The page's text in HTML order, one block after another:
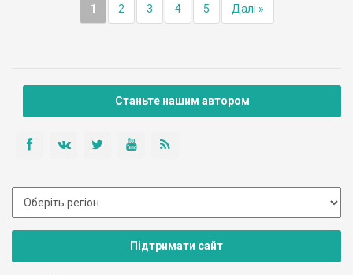
1 2 3 4 5 Далі »
Станьте нашим автором
Підтримати сайт